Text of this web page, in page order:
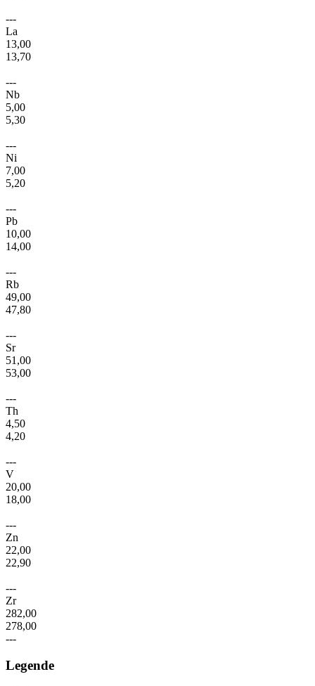
---
La
13,00
13,70
---
Nb
5,00
5,30
---
Ni
7,00
5,20
---
Pb
10,00
14,00
---
Rb
49,00
47,80
---
Sr
51,00
53,00
---
Th
4,50
4,20
---
V
20,00
18,00
---
Zn
22,00
22,90
---
Zr
282,00
278,00
---
Legende